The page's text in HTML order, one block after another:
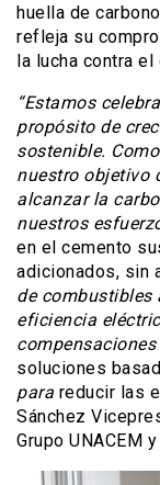
huella de
refleja su
la lucha contra
“Estamos
propósito de
sostenible.
nuestro objetivo
alcanzar la
nuestros
en el cemento
adicionados, sin
de combustibles
eficiencia
compensaciones
soluciones
para reducir las
Sánchez
Grupo UNACEM